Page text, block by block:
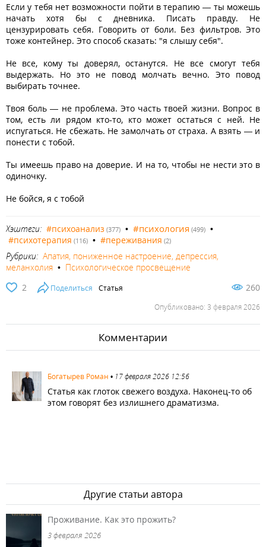
Если у тебя нет возможности пойти в терапию — ты можешь
начать хотя бы с дневника. Писать правду. Не
цензурировать себя. Говорить от боли. Без фильтров. Это
тоже контейнер. Это способ сказать: "я слышу себя".
Не все, кому ты доверял, останутся. Не все смогут тебя
выдержать. Но это не повод молчать вечно. Это повод
выбирать точнее.
Твоя боль — не проблема. Это часть твоей жизни. Вопрос в
том, есть ли рядом кто‑то, кто может остаться с ней. Не
испугаться. Не сбежать. Не замолчать от страха. А взять — и
понести с тобой.
Ты имеешь право на доверие. И на то, чтобы не нести это в
одиночку.
Не бойся, я с тобой
Хэштеги: #психоанализ (377) • #психология (499) •
#психотерапия (116) • #переживания (2)
Рубрики: Апатия, пониженное настроение, депрессия,
меланхолия • Психологическое просвещение
2
Поделиться Статья 260
Опубликовано: 3 февраля 2026
Комментарии
1006 Богатырев Роман • 17 февраля 2026 12:56
Статья как глоток свежего воздуха. Наконец-то об
этом говорят без излишнего драматизма.
Другие статьи автора
Проживание. Как это прожить?
3 февраля 2026